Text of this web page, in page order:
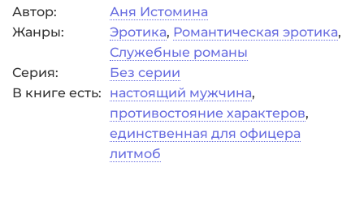
Автор:
Аня Истомина
Жанры:
Эротика, Романтическая эротика,
Служебные романы
Серия:
Без серии
В книге есть:
настоящий мужчина,
противостояние характеров,
единственная для офицера
литмоб